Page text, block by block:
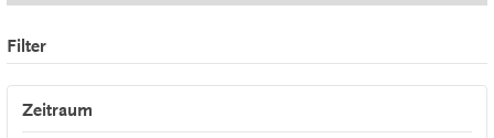
Filter
Zeitraum